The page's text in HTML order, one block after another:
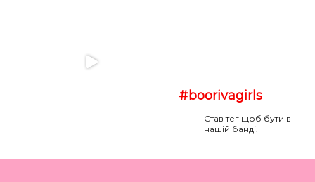
#boorivagirls
Став тег щоб бути в
нашій банді.